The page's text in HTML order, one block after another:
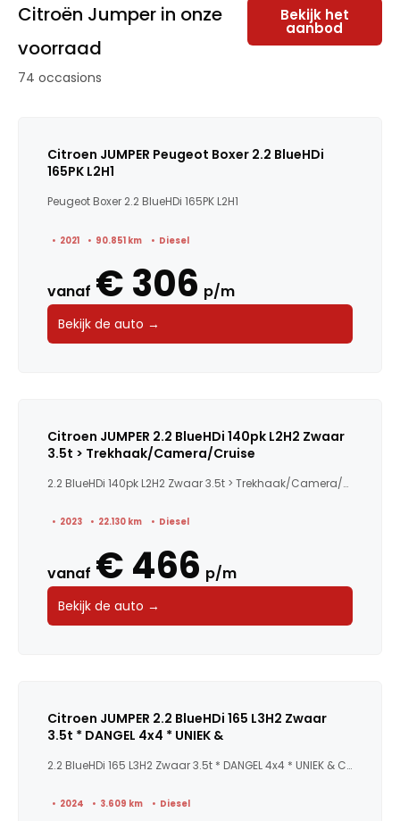
Citroën Jumper in onze
voorraad
Bekijk het
aanbod
74 occasions
Citroen JUMPER Peugeot Boxer 2.2 BlueHDi
165PK L2H1
Peugeot Boxer 2.2 BlueHDi 165PK L2H1
2021 90.851 km Diesel
vanaf € 306 p/m
Bekijk de auto →
Citroen JUMPER 2.2 BlueHDi 140pk L2H2 Zwaar
3.5t > Trekhaak/Camera/Cruise
2.2 BlueHDi 140pk L2H2 Zwaar 3.5t > Trekhaak/Camera/Cruis...
2023 22.130 km Diesel
vanaf € 466 p/m
Bekijk de auto →
Citroen JUMPER 2.2 BlueHDi 165 L3H2 Zwaar
3.5t * DANGEL 4x4 * UNIEK &
2.2 BlueHDi 165 L3H2 Zwaar 3.5t * DANGEL 4x4 * UNIEK & CA...
2024 3.609 km Diesel